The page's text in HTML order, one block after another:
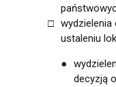
ustaleniu
decyzją